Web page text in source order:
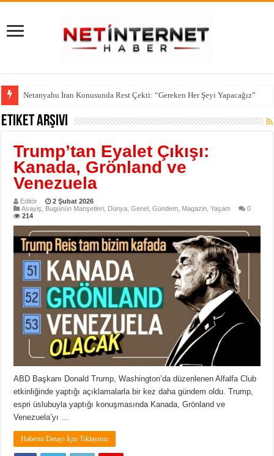
Netanyahu İran Konusunda Rest Çekti: “Gereken Her Şeyi Yapacağız”
Etiket Arşivi
Trump’tan Eyalet Çıkışı:
Kanada, Grönland ve
Venezuela
Editör
2 Şubat 2026
Asayiş
Bugünün Manşetleri Dünya ,Genel ,Gündem Magazin ,Yaşam
0
214
ABD Başkanı Donald Trump, Washington’da düzenlenen Alfalfa Club
etkinliğinde yaptığı açıklamalarla bir kez daha gündem oldu. Trump,
espri üslubuyla yaptığı konuşmasında Kanada, Grönland ve
Venezuela’yı …
Haberin Detayı İçin Tıklayınız